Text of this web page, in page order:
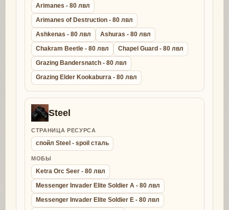
Arimanes - 80 лвл
Arimanes of Destruction - 80 лвл
Ashkenas - 80 лвл
Ashuras - 80 лвл
Chakram Beetle - 80 лвл
Chapel Guard - 80 лвл
Grazing Bandersnatch - 80 лвл
Grazing Elder Kookaburra - 80 лвл
Steel
СТРАНИЦА РЕСУРСА
спойл Steel - spoil сталь
МОБЫ
Ketra Orc Seer - 80 лвл
Messenger Invader Elite Soldier A - 80 лвл
Messenger Invader Elite Soldier E - 80 лвл